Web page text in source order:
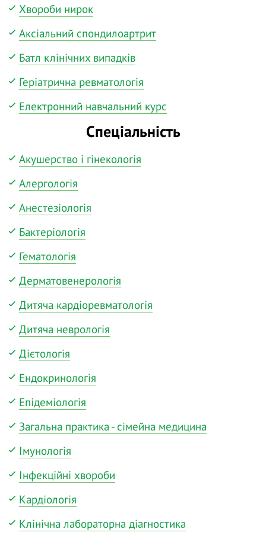
Хвороби нирок
Аксіальний спондилоартрит
Батл клінічних випадків
Геріатрична ревматологія
Електронний навчальний курс
Спеціальність
Акушерство і гінекологія
Алергологія
Анестезіологія
Бактеріологія
Гематологія
Дерматовенерологія
Дитяча кардіоревматологія
Дитяча неврологія
Дієтологія
Ендокринологія
Епідеміологія
Загальна практика - сімейна медицина
Імунологія
Інфекційні хвороби
Кардіологія
Клінічна лабораторна діагностика